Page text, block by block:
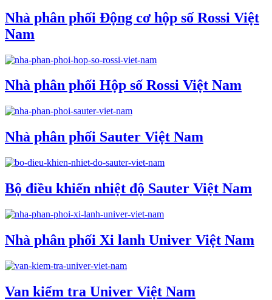
Nhà phân phối Động cơ hộp số Rossi Việt
Nam
Nhà phân phối Hộp số Rossi Việt Nam
Nhà phân phối Sauter Việt Nam
Bộ điều khiển nhiệt độ Sauter Việt Nam
Nhà phân phối Xi lanh Univer Việt Nam
Van kiểm tra Univer Việt Nam